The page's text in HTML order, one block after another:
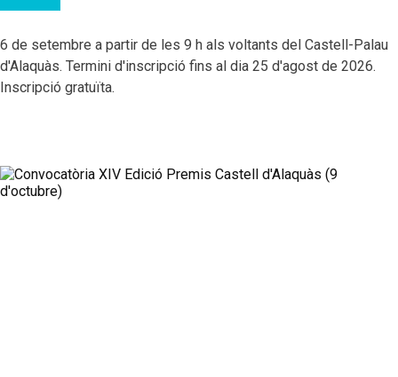
6 de setembre a partir de les 9 h als voltants del Castell-Palau
d'Alaquàs. Termini d'inscripció fins al dia 25 d'agost de 2026.
Inscripció gratuïta.